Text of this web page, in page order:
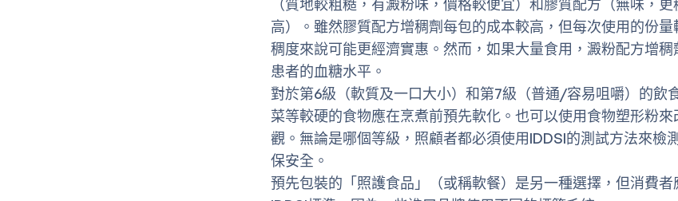
（質地較粗糙，有澱粉味，價格較便宜）和膠質配方（無味，
高）。雖然膠質配方增稠劑每包的成本較高，但每次使用的份
稠度來說可能更經濟實惠。然而，如果大量食用，澱粉配方增
患者的血糖水平。
對於第6級（軟質及一口大小）和第7級（普通/容易咀嚼）的飲
菜等較硬的食物應在烹煮前預先軟化。也可以使用食物塑形粉
觀。無論是哪個等級，照顧者都必須使用IDDSI的測試方法來檢
保安全。
預先包裝的「照護食品」（或稱軟餐）是另一種選擇，但消費